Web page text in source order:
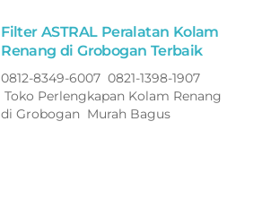
Filter ASTRAL Peralatan Kolam
Renang di Grobogan Terbaik
0812-8349-6007 0821-1398-1907
Toko Perlengkapan Kolam Renang
di Grobogan Murah Bagus